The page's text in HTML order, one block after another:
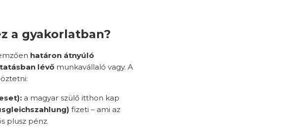
a gyakorlatban?
határon átnyúló
lévő munkavállaló vagy. A
a magyar szülő itthon kap
fizeti – ami az
plusz pénz.